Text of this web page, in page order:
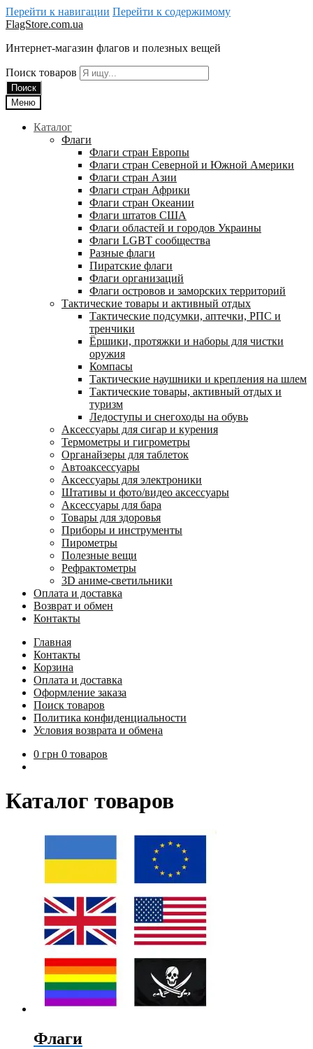
Перейти к навигации Перейти к содержимому
FlagStore.com.ua
Интернет-магазин флагов и полезных вещей
Поиск товаров
Поиск
Меню
Каталог
Флаги
Флаги стран Европы
Флаги стран Северной и Южной Америки
Флаги стран Азии
Флаги стран Африки
Флаги стран Океании
Флаги штатов США
Флаги областей и городов Украины
Флаги LGBT сообщества
Разные флаги
Пиратские флаги
Флаги организаций
Флаги островов и заморских территорий
Тактические товары и активный отдых
Тактические подсумки, аптечки, РПС и
тренчики
Ëршики, протяжки и наборы для чистки
оружия
Компасы
Тактические наушники и крепления на шлем
Тактические товары, активный отдых и
туризм
Ледоступы и снегоходы на обувь
Аксессуары для сигар и курения
Термометры и гигрометры
Органайзеры для таблеток
Автоаксессуары
Аксессуары для электроники
Штативы и фото/видео аксессуары
Аксессуары для бара
Товары для здоровья
Приборы и инструменты
Пирометры
Полезные вещи
Рефрактометры
3D аниме-светильники
Оплата и доставка
Возврат и обмен
Контакты
Главная
Контакты
Корзина
Оплата и доставка
Оформление заказа
Поиск товаров
Политика конфиденциальности
Условия возврата и обмена
0 грн 0 товаров
Каталог товаров
Флаги